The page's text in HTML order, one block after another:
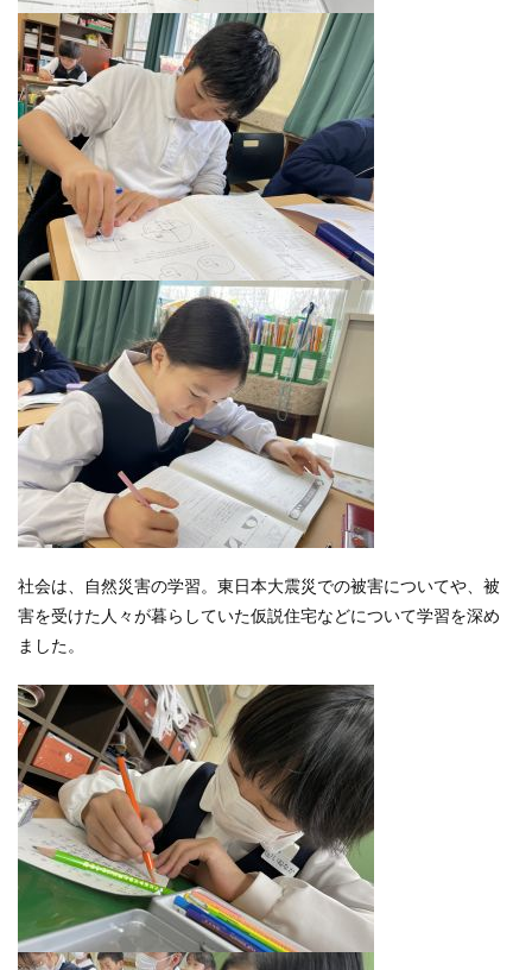
社会は、自然災害の学習。東日本大震災での被害についてや、被
害を受けた人々が暮らしていた仮説住宅などについて学習を深め
ました。